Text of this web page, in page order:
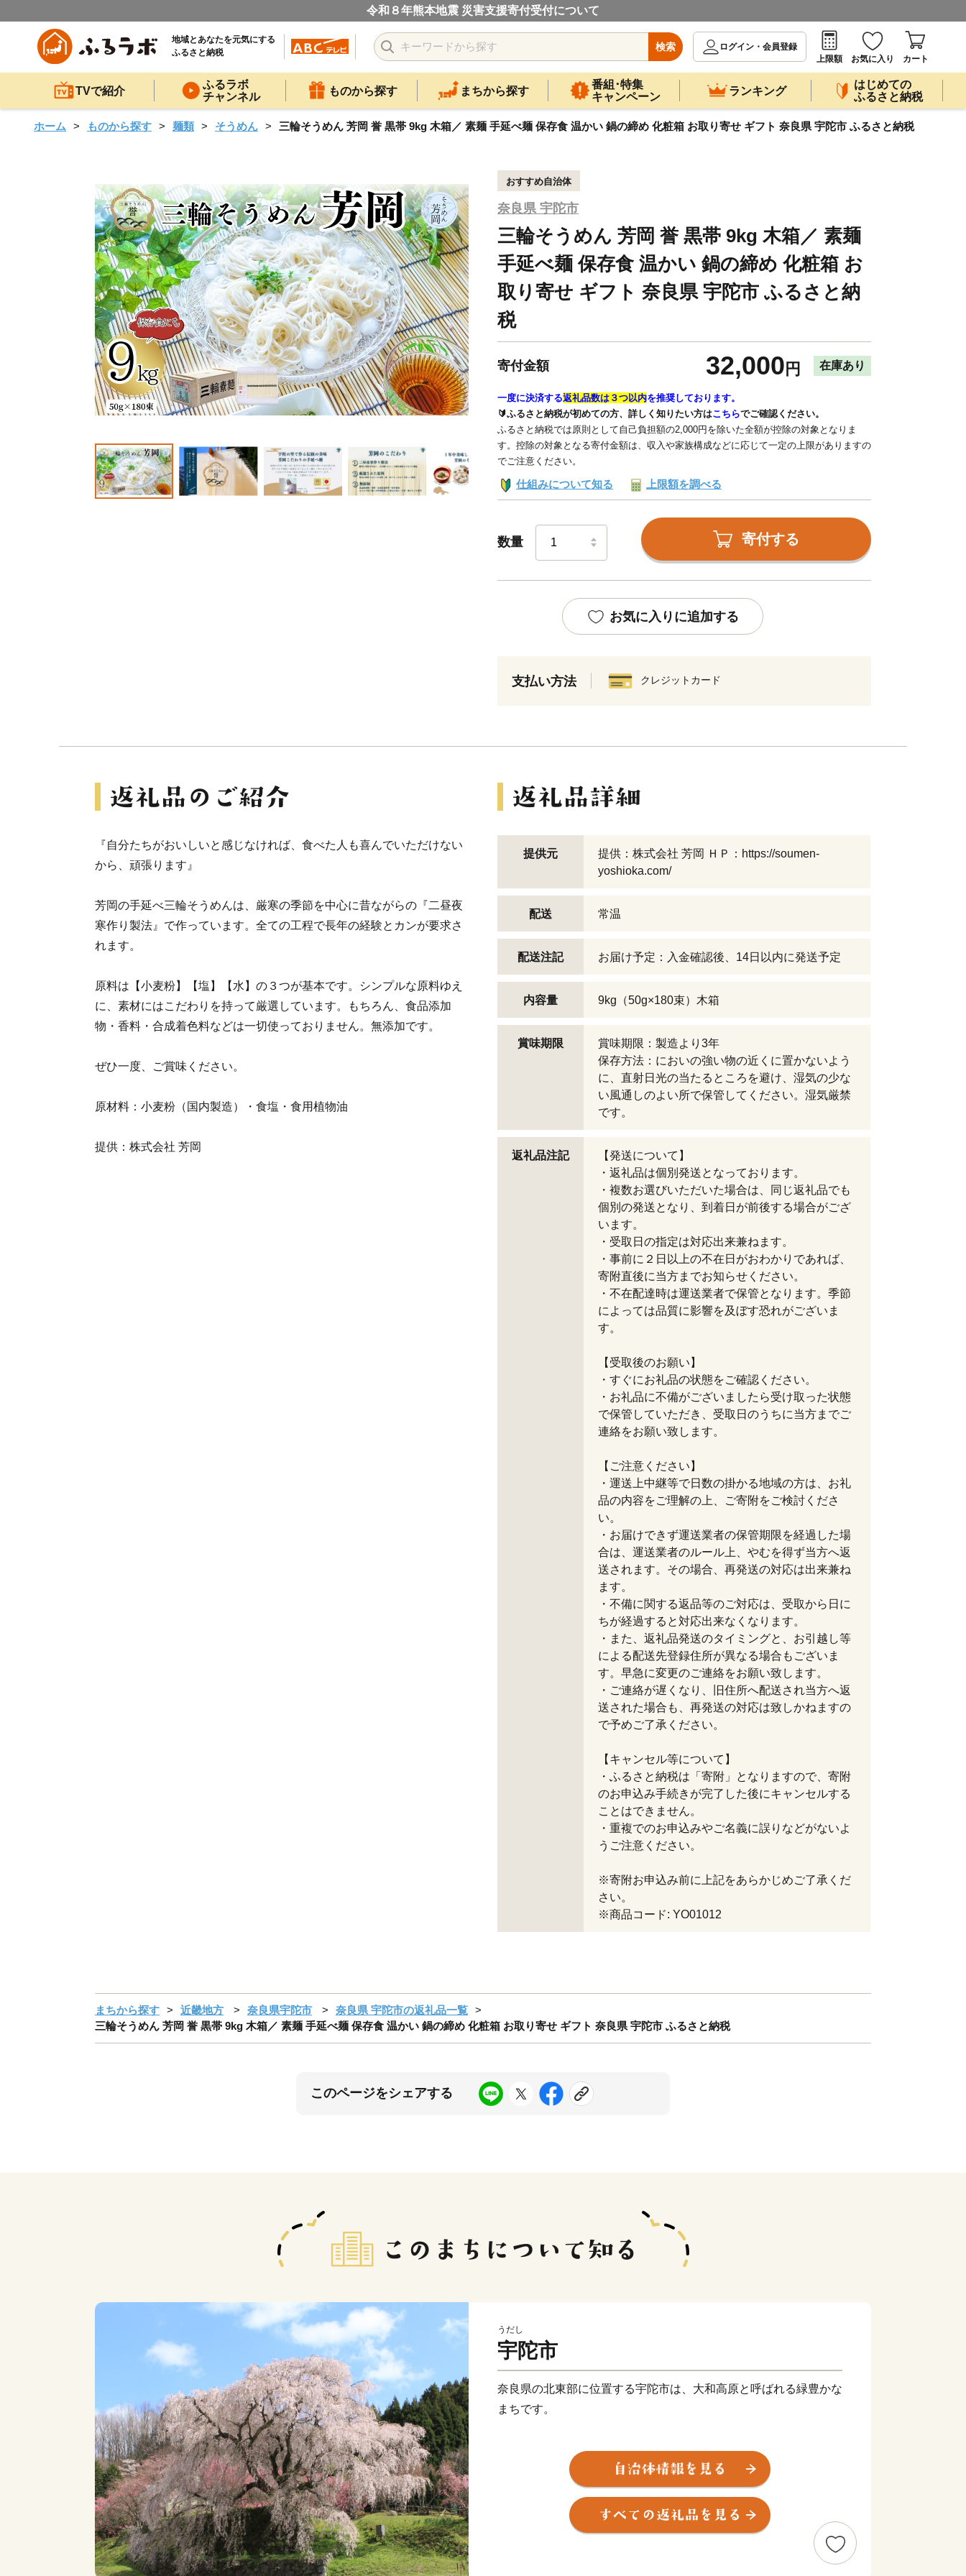
令和８年熊本地震 災害支援寄付受付について
地域とあなたを元気にする
ふるさと納税
検索
ログイン・会員登録
上限額
お気に入り カート
TVで紹介
ふるラボ
チャンネル
ものから探す まちから探す
番組･特集
キャンペーン
ランキング
はじめての
ふるさと納税
ホーム ものから探す 麺類 そうめん 三輪そうめん 芳岡 誉 黒帯 9kg 木箱／ 素麺 手延べ麺 保存食 温かい 鍋の締め 化粧箱 お取り寄せ ギフト 奈良県 宇陀市 ふるさと納税
おすすめ自治体
奈良県 宇陀市
三輪そうめん 芳岡 誉 黒帯 9kg 木箱／ 素麺
手延べ麺 保存食 温かい 鍋の締め 化粧箱 お
取り寄せ ギフト 奈良県 宇陀市 ふるさと納
税
寄付金額 32,000 円 在庫あり
一度に決済する返礼品数は３つ以内を推奨しております。
🔰ふるさと納税が初めての方、詳しく知りたい方はこちらでご確認ください。
ふるさと納税では原則として自己負担額の2,000円を除いた全額が控除の対象となりま
す。控除の対象となる寄付金額は、収入や家族構成などに応じて一定の上限がありますの
でご注意ください。
仕組みについて知る 上限額を調べる
数量 寄付する
お気に入りに追加する
支払い方法 クレジットカード
『自分たちがおいしいと感じなければ、食べた人も喜んでいただけない
から、頑張ります』
芳岡の手延べ三輪そうめんは、厳寒の季節を中心に昔ながらの『二昼夜
寒作り製法』で作っています。全ての工程で長年の経験とカンが要求さ
れます。
原料は【小麦粉】【塩】【水】の３つが基本です。シンプルな原料ゆえ
に、素材にはこだわりを持って厳選しています。もちろん、食品添加
物・香料・合成着色料などは一切使っておりません。無添加です。
ぜひ一度、ご賞味ください。
原材料：小麦粉（国内製造）・食塩・食用植物油
提供：株式会社 芳岡
提供元
提供：株式会社 芳岡 ＨＰ：https://soumen-
yoshioka.com/
配送 常温
配送注記 お届け予定：入金確認後、14日以内に発送予定
内容量 9kg（50g×180束）木箱
賞味期限
賞味期限：製造より3年
保存方法：においの強い物の近くに置かないよう
に、直射日光の当たるところを避け、湿気の少な
い風通しのよい所で保管してください。湿気厳禁
です。
返礼品注記
【発送について】
・返礼品は個別発送となっております。
・複数お選びいただいた場合は、同じ返礼品でも
個別の発送となり、到着日が前後する場合がござ
います。
・受取日の指定は対応出来兼ねます。
・事前に２日以上の不在日がおわかりであれば、
寄附直後に当方までお知らせください。
・不在配達時は運送業者で保管となります。季節
によっては品質に影響を及ぼす恐れがございま
す。
【受取後のお願い】
・すぐにお礼品の状態をご確認ください。
・お礼品に不備がございましたら受け取った状態
で保管していただき、受取日のうちに当方までご
連絡をお願い致します。
【ご注意ください】
・運送上中継等で日数の掛かる地域の方は、お礼
品の内容をご理解の上、ご寄附をご検討くださ
い。
・お届けできず運送業者の保管期限を経過した場
合は、運送業者のルール上、やむを得ず当方へ返
送されます。その場合、再発送の対応は出来兼ね
ます。
・不備に関する返品等のご対応は、受取から日に
ちが経過すると対応出来なくなります。
・また、返礼品発送のタイミングと、お引越し等
による配送先登録住所が異なる場合もございま
す。早急に変更のご連絡をお願い致します。
・ご連絡が遅くなり、旧住所へ配送され当方へ返
送された場合も、再発送の対応は致しかねますの
で予めご了承ください。
【キャンセル等について】
・ふるさと納税は「寄附」となりますので、寄附
のお申込み手続きが完了した後にキャンセルする
ことはできません。
・重複でのお申込みやご名義に誤りなどがないよ
うご注意ください。
※寄附お申込み前に上記をあらかじめご了承くだ
さい。
※商品コード: YO01012
まちから探す 近畿地方 奈良県宇陀市
奈良県 宇陀市の返礼品一覧
三輪そうめん 芳岡 誉 黒帯 9kg 木箱／ 素麺 手延べ麺 保存食 温かい 鍋の締め 化粧箱 お取り寄せ ギフト 奈良県 宇陀市 ふるさと納税
このページをシェアする
うだし
宇陀市
奈良県の北東部に位置する宇陀市は、大和高原と呼ばれる緑豊かな
まちです。
女人高野として有名な室生寺や又兵衛桜、万葉人柿本人麻呂が魅了
されたかぎろひ、水の分配を司る水分神社など、歴史と自然が暮ら
しの中に息づいています。また、伊勢本街道の宿場町として栄え、
当時のにぎわいぶりを伝える街並みは、古の旅人の思いを今も伝え